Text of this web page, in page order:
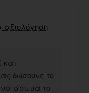
και
δώσουνε το
άρωμα το
αξιολόγηση